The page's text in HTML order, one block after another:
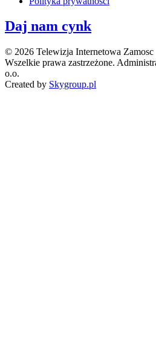
Daj nam cynk
© 2026 Telewizja Internetowa Zamosc
Wszelkie prawa zastrzeżone.
o.o.
Created by Skygroup.pl